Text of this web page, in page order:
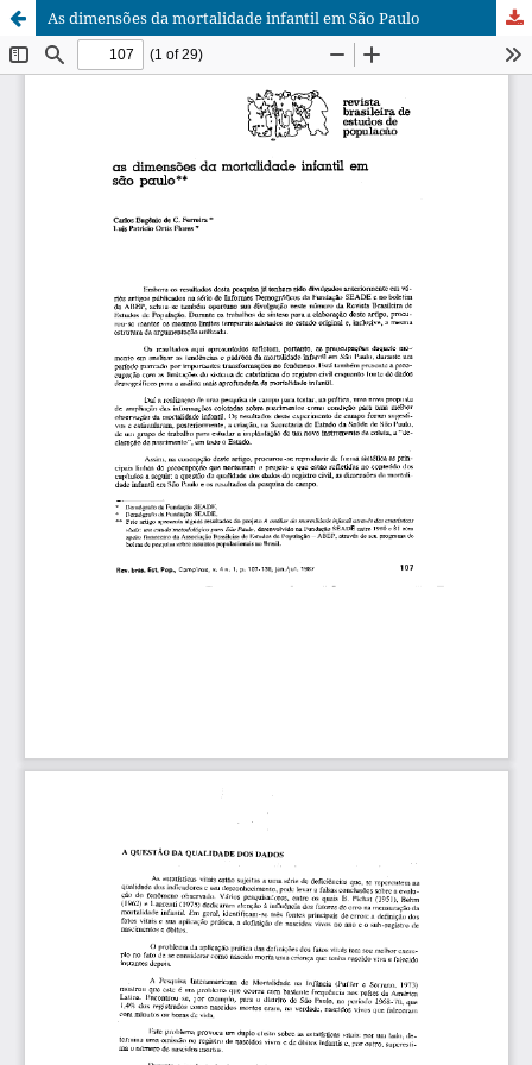
As dimensões da mortalidade infantil em São Paulo